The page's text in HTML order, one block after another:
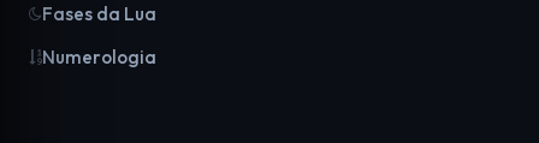
Fases da Lua
Numerologia